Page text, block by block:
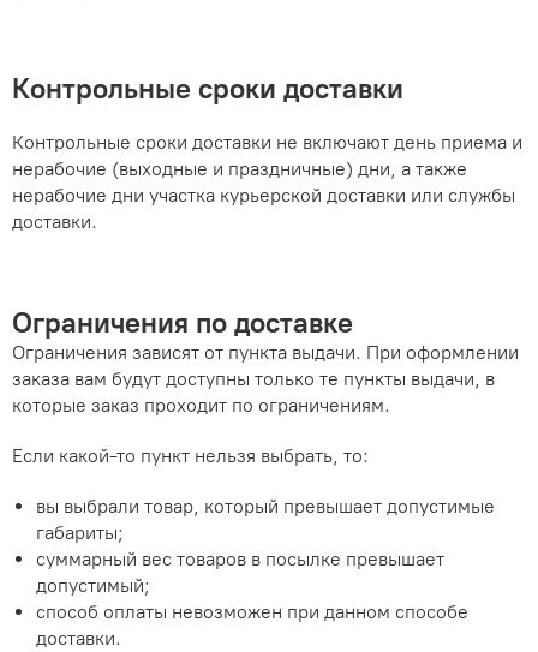
Контрольные сроки доставки
Контрольные сроки доставки не включают день приема и
нерабочие (выходные и праздничные) дни, а также
нерабочие дни участка курьерской доставки или службы
доставки.
Ограничения по доставке
Ограничения зависят от пункта выдачи. При оформлении
заказа вам будут доступны только те пункты выдачи, в
которые заказ проходит по ограничениям.
Если какой-то пункт нельзя выбрать, то:
вы выбрали товар, который превышает допустимые
габариты;
суммарный вес товаров в посылке превышает
допустимый;
способ оплаты невозможен при данном способе
доставки.